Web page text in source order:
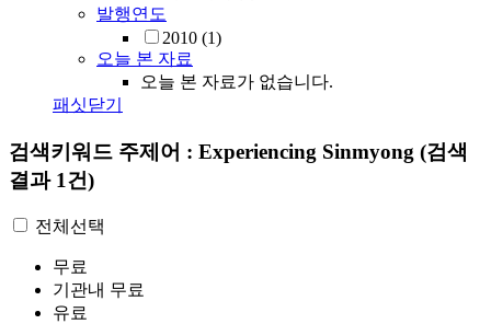
발행연도
2010 (1)
오늘 본 자료
오늘 본 자료가 없습니다.
패싯닫기
검색키워드 주제어 : Experiencing Sinmyong (검색
결과 1건)
전체선택
무료
기관내 무료
유료